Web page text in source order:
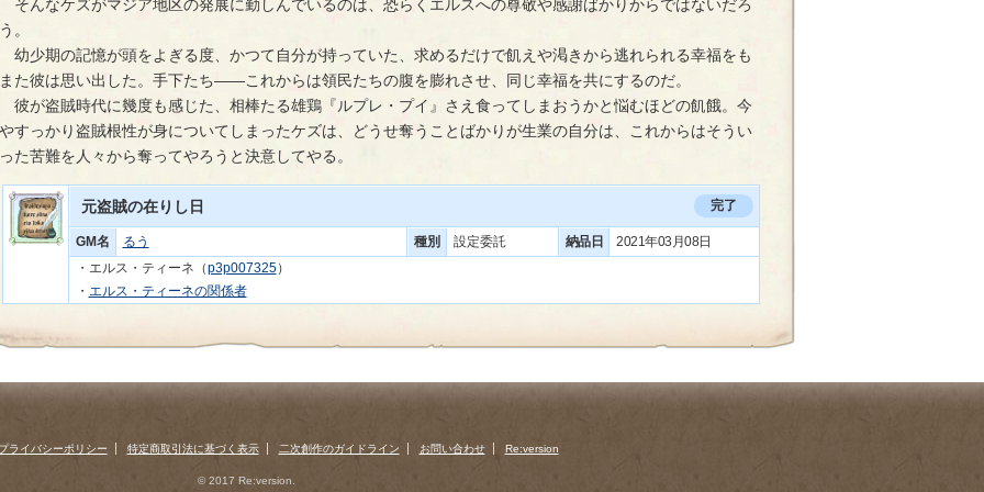
そんなケズがマジア地区の発展に勤しんでいるのは、恐らくエルスへの尊敬や感謝ばかりからではないだろ
う。
幼少期の記憶が頭をよぎる度、かつて自分が持っていた、求めるだけで飢えや渇きから逃れられる幸福をも
また彼は思い出した。手下たち――これからは領民たちの腹を膨れさせ、同じ幸福を共にするのだ。
彼が盗賊時代に幾度も感じた、相棒たる雄鶏『ルプレ・プイ』さえ食ってしまおうかと悩むほどの飢餓。今
やすっかり盗賊根性が身についてしまったケズは、どうせ奪うことばかりが生業の自分は、これからはそうい
った苦難を人々から奪ってやろうと決意してやる。
元盗賊の在りし日 完了
GM名 るう 種別 設定委託 納品日
2021年03月08日
・エルス・ティーネ（p3p007325）
・ エルス・ティーネの関係者
ライバシーポリシー 特定商取引法に基づく表示 二次創作のガイドライン お問い合わせ Re:version
© 2017 Re:version.